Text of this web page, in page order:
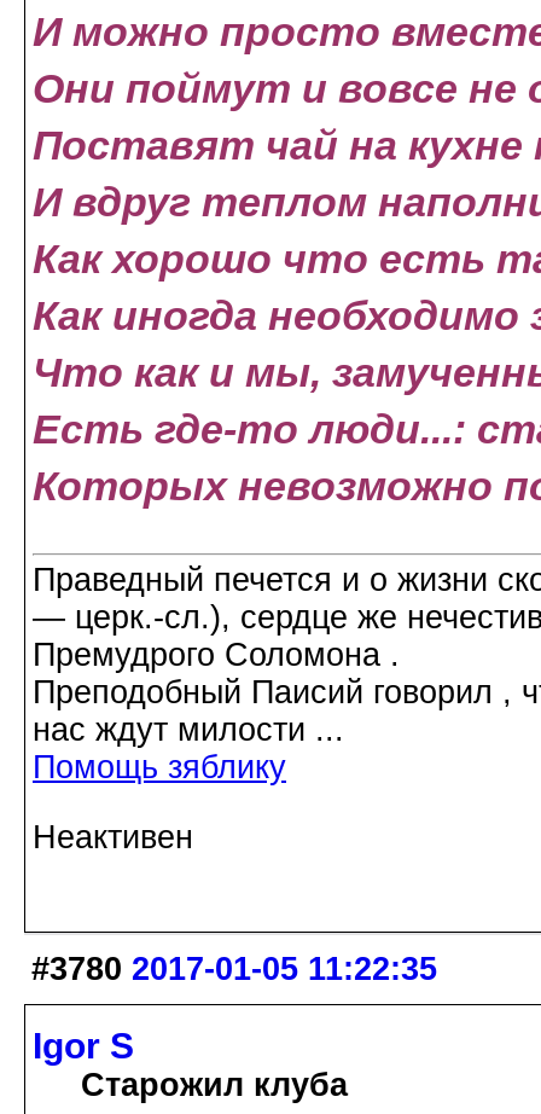
И можно просто
Они поймут и вовсе не
Поставят чай на кухне
И вдруг теплом
Как хорошо что есть
Как иногда необходимо
Что как и мы,
Есть где-то люди...:
Которых невозможно
Праведный печется и о жизни
― церк.-сл.), сердце же
Премудрого Соломона .
Преподобный Паисий говорил ,
нас ждут милости ...
Помощь зяблику
Неактивен
#3780 2017-01-05 11:22:35
Igor S
Старожил клуба